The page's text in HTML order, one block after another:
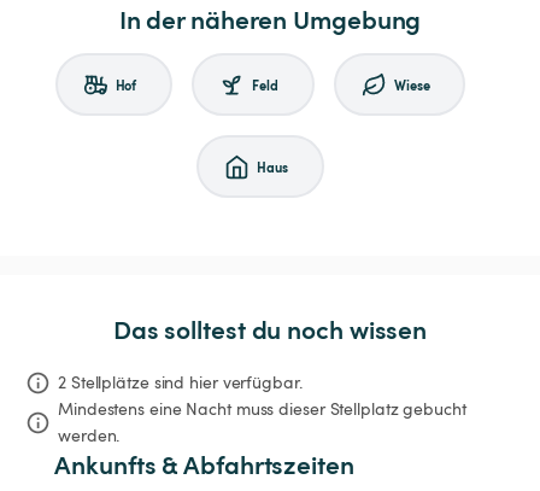
In der näheren Umgebung
Hof Feld Wiese
Haus
Das solltest du noch wissen
2 Stellplätze sind hier verfügbar.
Mindestens eine Nacht muss dieser Stellplatz gebucht
werden.
Ankunfts & Abfahrtszeiten